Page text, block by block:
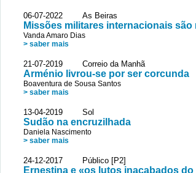
06-07-2022 As Beiras
Missões militares internacionais
Vanda Amaro Dias
> saber mais
21-07-2019 Correio da Manhã
Arménio livrou-se por ser corcunda
Boaventura de Sousa Santos
> saber mais
13-04-2019 Sol
Sudão na encruzilhada
Daniela Nascimento
> saber mais
24-12-2017 Público [P2]
Ernestina e «os lutos inacabados